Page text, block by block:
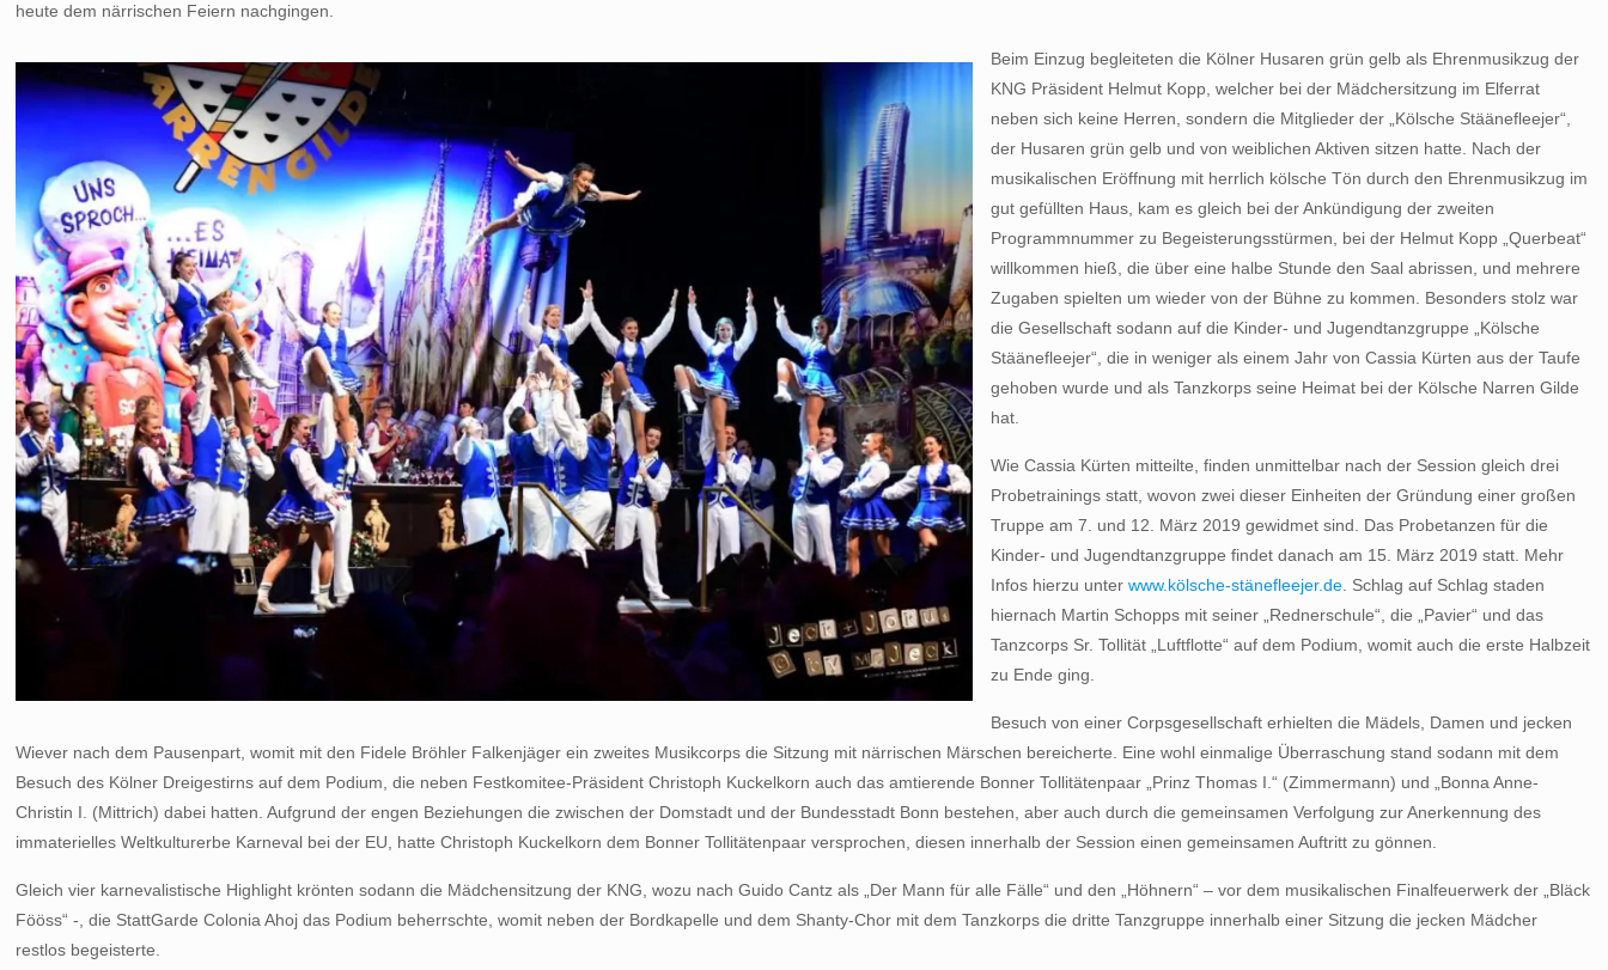
heute dem närrischen Feiern nachgingen.
Beim Einzug begleiteten die Kölner Husaren grün gelb als Ehrenmusikzug der
KNG Präsident Helmut Kopp, welcher bei der Mädchersitzung im Elferrat
neben sich keine Herren, sondern die Mitglieder der „Kölsche Stäänefleejer“,
der Husaren grün gelb und von weiblichen Aktiven sitzen hatte. Nach der
musikalischen Eröffnung mit herrlich kölsche Tön durch den Ehrenmusikzug im
gut gefüllten Haus, kam es gleich bei der Ankündigung der zweiten
Programmnummer zu Begeisterungsstürmen, bei der Helmut Kopp „Querbeat“
willkommen hieß, die über eine halbe Stunde den Saal abrissen, und mehrere
Zugaben spielten um wieder von der Bühne zu kommen. Besonders stolz war
die Gesellschaft sodann auf die Kinder- und Jugendtanzgruppe „Kölsche
Stäänefleejer“, die in weniger als einem Jahr von Cassia Kürten aus der Taufe
gehoben wurde und als Tanzkorps seine Heimat bei der Kölsche Narren Gilde
hat.
Wie Cassia Kürten mitteilte, finden unmittelbar nach der Session gleich drei
Probetrainings statt, wovon zwei dieser Einheiten der Gründung einer großen
Truppe am 7. und 12. März 2019 gewidmet sind. Das Probetanzen für die
Kinder- und Jugendtanzgruppe findet danach am 15. März 2019 statt. Mehr
Infos hierzu unterwww.kölsche-stänefleejer.de . Schlag auf Schlag staden
hiernach Martin Schopps mit seiner „Rednerschule“, die „Pavier“ und das
Tanzcorps Sr. Tollität „Luftflotte“ auf dem Podium, womit auch die erste Halbzeit
zu Ende ging.
Besuch von einer Corpsgesellschaft erhielten die Mädels, Damen und jecken
Wiever nach dem Pausenpart, womit mit den Fidele Bröhler Falkenjäger ein zweites Musikcorps die Sitzung mit närrischen Märschen bereicherte. Eine wohl einmalige Überraschung stand sodann mit dem
Besuch des Kölner Dreigestirns auf dem Podium, die neben Festkomitee-Präsident Christoph Kuckelkorn auch das amtierende Bonner Tollitätenpaar „Prinz Thomas I.“ (Zimmermann) und „Bonna Anne-
Christin I. (Mittrich) dabei hatten. Aufgrund der engen Beziehungen die zwischen der Domstadt und der Bundesstadt Bonn bestehen, aber auch durch die gemeinsamen Verfolgung zur Anerkennung des
immaterielles Weltkulturerbe Karneval bei der EU, hatte Christoph Kuckelkorn dem Bonner Tollitätenpaar versprochen, diesen innerhalb der Session einen gemeinsamen Auftritt zu gönnen.
Gleich vier karnevalistische Highlight krönten sodann die Mädchensitzung der KNG, wozu nach Guido Cantz als „Der Mann für alle Fälle“ und den „Höhnern“ – vor dem musikalischen Finalfeuerwerk der „Bläck
Fööss“ -, die StattGarde Colonia Ahoj das Podium beherrschte, womit neben der Bordkapelle und dem Shanty-Chor mit dem Tanzkorps die dritte Tanzgruppe innerhalb einer Sitzung die jecken Mädcher
restlos begeisterte.